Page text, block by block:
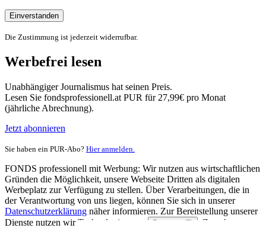
Einverstanden
Die Zustimmung ist jederzeit widerrufbar.
Werbefrei lesen
Unabhängiger Journalismus hat seinen Preis.
Lesen Sie fondsprofessionell.at PUR für 27,99€ pro Monat
(jährliche Abrechnung).
Jetzt abonnieren
Sie haben ein PUR-Abo? Hier anmelden.
FONDS professionell mit Werbung: Wir nutzen aus wirtschaftlichen
Gründen die Möglichkeit, unsere Webseite Dritten als digitalen
Werbeplatz zur Verfügung zu stellen. Über Verarbeitungen, die in
der Verantwortung von uns liegen, können Sie sich in unserer
Datenschutzerklärung näher informieren. Zur Bereitstellung unserer
Dienste nutzen wir Technologien von
Partnern (5)
. Zwecke: